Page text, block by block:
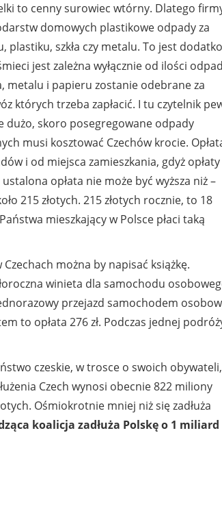
to cenny surowiec wtórny. Dlatego
domowych plastikowe odpady za
plastiku, szkła czy metalu. To jest
jest zależna wyłącznie od ilości
metalu i papieru zostanie odebrane za
których trzeba zapłacić. I tu czytelnik
dużo, skoro posegregowane odpady
musi kosztować Czechów krocie.
i od miejsca zamieszkania, gdyż
opłata nie może być wyższa niż –
215 złotych. 215 złotych rocznie, to 18
mieszkający w Polsce płaci taką
można by napisać książkę.
winieta dla samochodu
przejazd samochodem
to opłata 276 zł. Podczas jednej
czeskie, w trosce o swoich obywateli,
Czech wynosi obecnie 822 miliony
Ośmiokrotnie mniej niż się zadłuża
koalicja zadłuża Polskę o 1 miliard